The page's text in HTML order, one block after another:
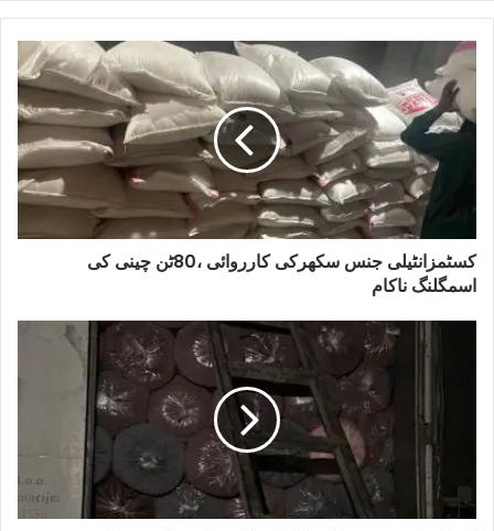
کسٹمزانٹیلی جنس سکھرکی کارروائی ،80ٹن چینی کی
اسمگلنگ ناکام